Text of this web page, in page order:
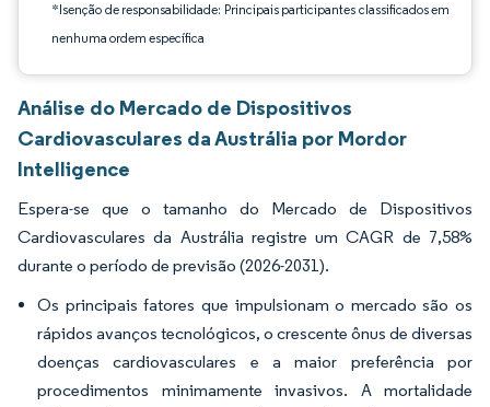
*Isenção de responsabilidade: Principais participantes classificados em
nenhuma ordem específica
Análise do Mercado de Dispositivos
Cardiovasculares da Austrália por Mordor
Intelligence
Espera-se que o tamanho do Mercado de Dispositivos
Cardiovasculares da Austrália registre um CAGR de 7,58%
durante o período de previsão (2026-2031).
Os principais fatores que impulsionam o mercado são os
rápidos avanços tecnológicos, o crescente ônus de diversas
doenças cardiovasculares e a maior preferência por
procedimentos minimamente invasivos. A mortalidade